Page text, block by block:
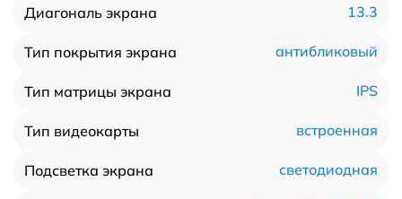
Диагональ экрана 13.3
Тип покрытия экрана антибликовый
Тип матрицы экрана IPS
Тип видеокарты встроенная
Подсветка экрана светодиодная